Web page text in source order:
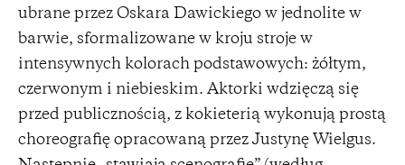
ubrane przez Oskara Dawickiego w jednolite w
barwie, sformalizowane w kroju stroje w
intensywnych kolorach podstawowych: żółtym,
czerwonym i niebieskim. Aktorki wdzięczą się
przed publicznością, z kokieterią wykonują prostą
choreografię opracowaną przez Justynę Wielgus.